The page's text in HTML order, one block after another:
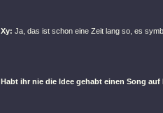
Xy: Ja, das ist schon eine Zeit lang so, es
Habt ihr nie die Idee gehabt einen Song